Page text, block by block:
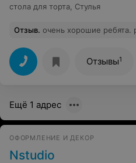
стола для торта Стулья
Отзыв. очень хорошие ребята.
Отзывы1
Ещё 1 адрес
ОФОРМЛЕНИЕ И ДЕКОР
Nstudio